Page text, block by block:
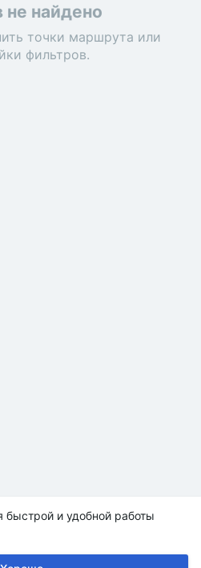
и удобной работы
не найдено
точки маршрута или
фильтров.